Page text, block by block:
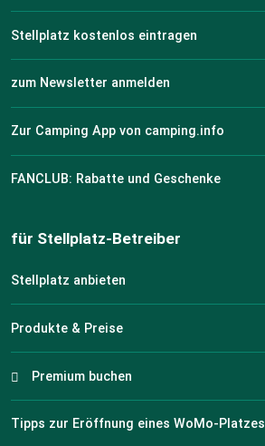
Stellplatz kostenlos eintragen
zum Newsletter anmelden
Zur Camping App von camping.info
FANCLUB: Rabatte und Geschenke
für Stellplatz-Betreiber
Stellplatz anbieten
Produkte & Preise
Premium buchen
Tipps zur Eröffnung eines WoMo-Platzes